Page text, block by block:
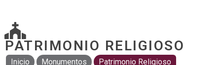
PATRIMONIO RELIGIOSO
Inicio Monumentos Patrimonio Religioso